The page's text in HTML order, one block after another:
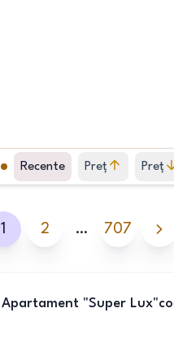
Recente Preț
crescător
Preț
1 2 … 707
Apartament "Super